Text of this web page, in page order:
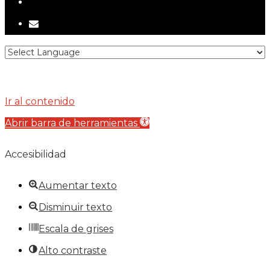
email
Ir al contenido
Abrir barra de herramientas
Accesibilidad
Aumentar texto
Disminuir texto
Escala de grises
Alto contraste